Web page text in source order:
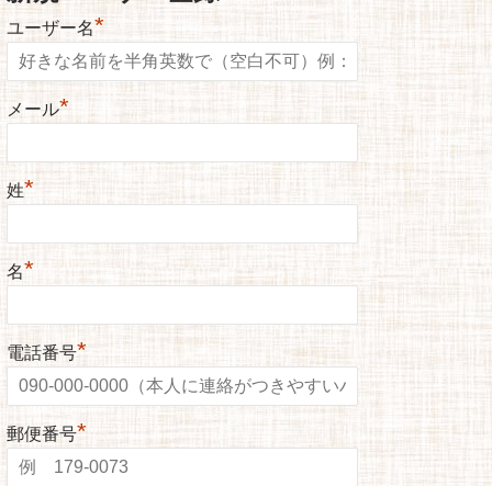
ユーザー名*
メール*
姓*
名*
電話番号*
郵便番号*